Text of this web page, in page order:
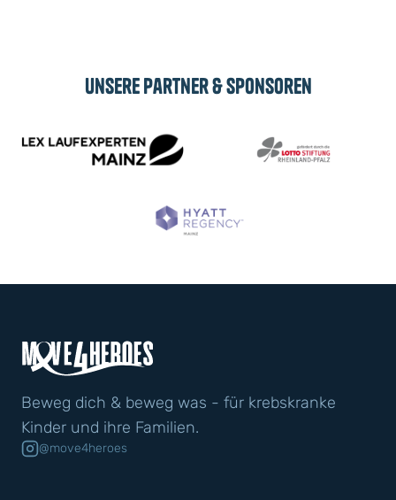
Unsere Partner & Sponsoren
Beweg dich & beweg was - für krebskranke
Kinder und ihre Familien.
@move4heroes